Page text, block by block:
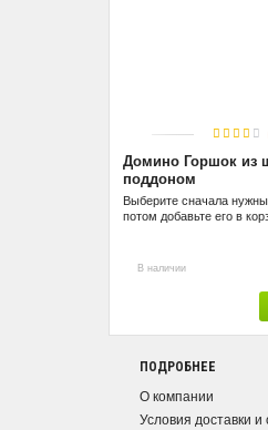
Домино Горшок из
поддоном
Выберите сначала
потом добавьте его в
В наличии
ПОДРОБНЕЕ
О компании
Условия доставки и